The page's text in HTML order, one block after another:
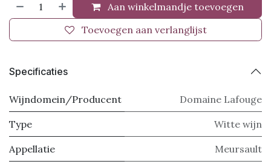
Aan winkelmandje toevoegen
Toevoegen aan verlanglijst
Specificaties
Wijndomein/Producent Domaine Lafouge
Type Witte wijn
Appellatie Meursault